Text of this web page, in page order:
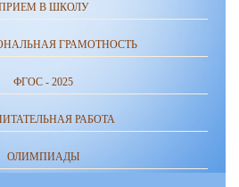
В ШКОЛУ
ГРАМОТНОСТЬ
ФГОС - 2025
РАБОТА
ОЛИМПИАДЫ